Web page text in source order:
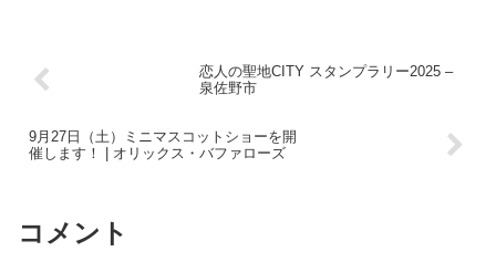
恋人の聖地CITY スタンプラリー2025 –
泉佐野市
9月27日（土）ミニマスコットショーを開
催します！ | オリックス・バファローズ
コメント